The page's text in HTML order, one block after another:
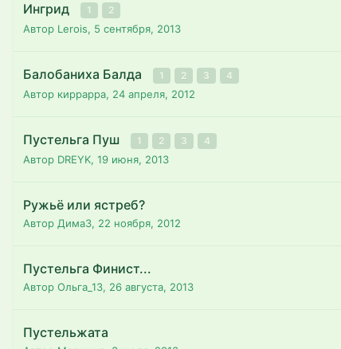
Ингрид 1 2
Автор Lerois, 5 сентября, 2013
Балобаниха Балда 1 2 3 4
Автор киррарра, 24 апреля, 2012
Пустельга Пуш 1 2 3 4
Автор DREYK, 19 июня, 2013
Ружьё или ястреб?
Автор ДимаЗ, 22 ноября, 2012
Пустельга Финист...
Автор Ольга_13, 26 августа, 2013
Пустельжата